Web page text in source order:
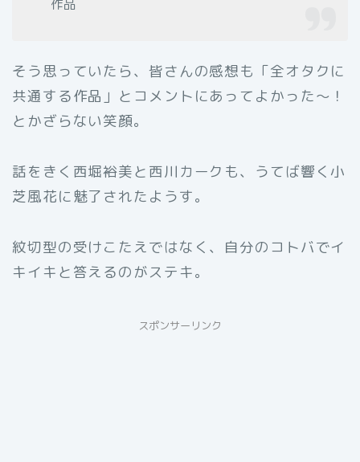
作品
そう思っていたら、皆さんの感想も「全オタクに
共通する作品」とコメントにあってよかった～！
とかざらない笑顔。
話をきく西堀裕美と西川カークも、うてば響く小
芝風花に魅了されたようす。
紋切型の受けこたえではなく、自分のコトバでイ
キイキと答えるのがステキ。
スポンサーリンク